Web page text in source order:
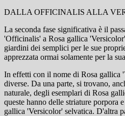
DALLA OFFICINALIS ALLA
La seconda fase significativa è il
'Officinalis' a Rosa gallica
giardini dei semplici per le sue
apprezzata ormai solamente per la
In effetti con il nome di Rosa gallica
diverse. Da una parte, si trovano,
naturale, degli esemplari di Rosa
queste hanno delle striature porpora
gallica 'Versicolor' selvatica. D'altra